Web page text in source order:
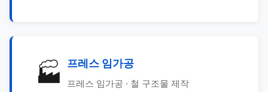
🏭 프레스 임가공
프레스 임가공 · 철 구조물 제작